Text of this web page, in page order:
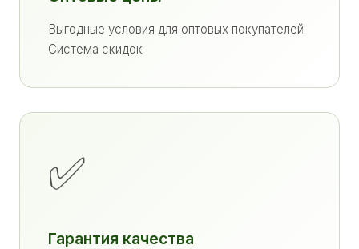
Выгодные условия для оптовых покупателей.
Система скидок
✅
Гарантия качества